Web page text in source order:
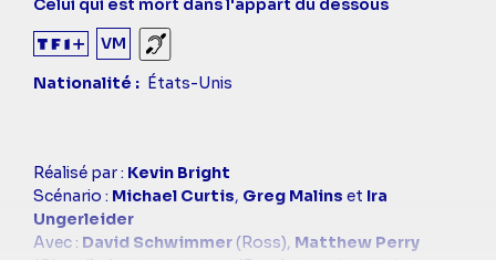
VM
Sourds et malentendants
Nationalité
États-Unis
Casting
simba
Réalisé par : Kevin Bright
Scénario : Michael Curtis, Greg Malins et Ira
Ungerleider
Avec : David Schwimmer (Ross), Matthew Perry